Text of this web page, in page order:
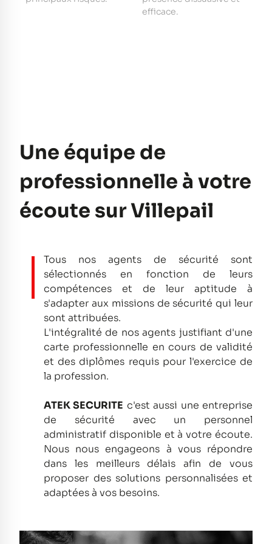
efficace.
Une équipe de
professionnelle à votre
écoute sur Villepail
Tous nos agents de sécurité sont
sélectionnés en fonction de leurs
compétences et de leur aptitude à
s'adapter aux missions de sécurité qui leur
sont attribuées.
L'intégralité de nos agents justifiant d'une
carte professionnelle en cours de validité
et des diplômes requis pour l'exercice de
la profession.
ATEK SECURITE c'est aussi une entreprise
de sécurité avec un personnel
administratif disponible et à votre écoute.
Nous nous engageons à vous répondre
dans les meilleurs délais afin de vous
proposer des solutions personnalisées et
adaptées à vos besoins.